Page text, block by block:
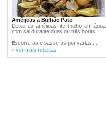
Amêijoas à Bulhão Pato
Deixe as amêijoas de molho em água
com sal durante duas ou três horas.
Escorra-as e passe-as por várias ...
» ver mais receitas